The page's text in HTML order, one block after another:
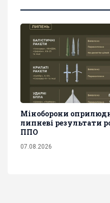
Міноборони
липневі результати
ППО
07.08.2026